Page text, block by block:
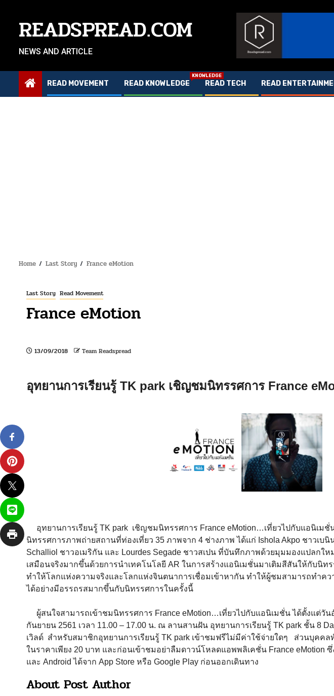
contentREADSPREAD.COM
NEWS AND ARTICLE
READ MOVEMENT READ KNOWLEDGE
KNOWLEDGE
READ TECH READ
Home Last Story France eMotion
Last Story Read Movement
France eMotion
13/09/2018 Team Readspread
อุทยานการเรียนรู้ TK park เชิญชมนิทรรศการ France
อุทยานการเรียนรู้ TK park เชิญชมนิทรรศการ France eMotion…เที่ยวไปกับแอนิเมชั่
นิทรรศการภาพถ่ายสถานที่ท่องเที่ยว 35 ภาพจาก 4 ช่างภาพ ได้แก่ Ishola Akpo ชาวเบนิ
Schalliol ชาวอเมริกัน และ Lourdes Segade ชาวสเปน ที่บันทึกภาพด้วยมุมมองแปลกใ
เสมือนจริงมากขึ้นด้วยการนำเทคโนโลยี AR ในการสร้างแอนิเมชั่นมาเติมสีสันให้กับนิท
ทำให้โลกแห่งความจริงและโลกแห่งจินตนาการเชื่อมเข้าหากัน ทำให้ผู้ชมสามารถทำค
ได้อย่างมีอรรถรสมากขึ้นกับนิทรรศการในครั้งนี้
ผู้สนใจสามารถเข้าชมนิทรรศการ France eMotion…เที่ยวไปกับแอนิเมชั่น ได้ตั้งแต่วั
กันยายน 2561 เวลา 11.00 – 17.00 น. ณ ลานสานฝัน อุทยานการเรียนรู้ TK park ชั้น 8
เวิลด์ สำหรับสมาชิกอุทยานการเรียนรู้ TK park เข้าชมฟรีไม่มีค่าใช้จ่ายใดๆ ส่วนบุคค
ในราคาเพียง 20 บาท และก่อนเข้าชมอย่าลืมดาวน์โหลดแอพพลิเคชั่น France eMotion
และ Android ได้จาก App Store หรือ Google Play ก่อนออกเดินทาง
About Post Author